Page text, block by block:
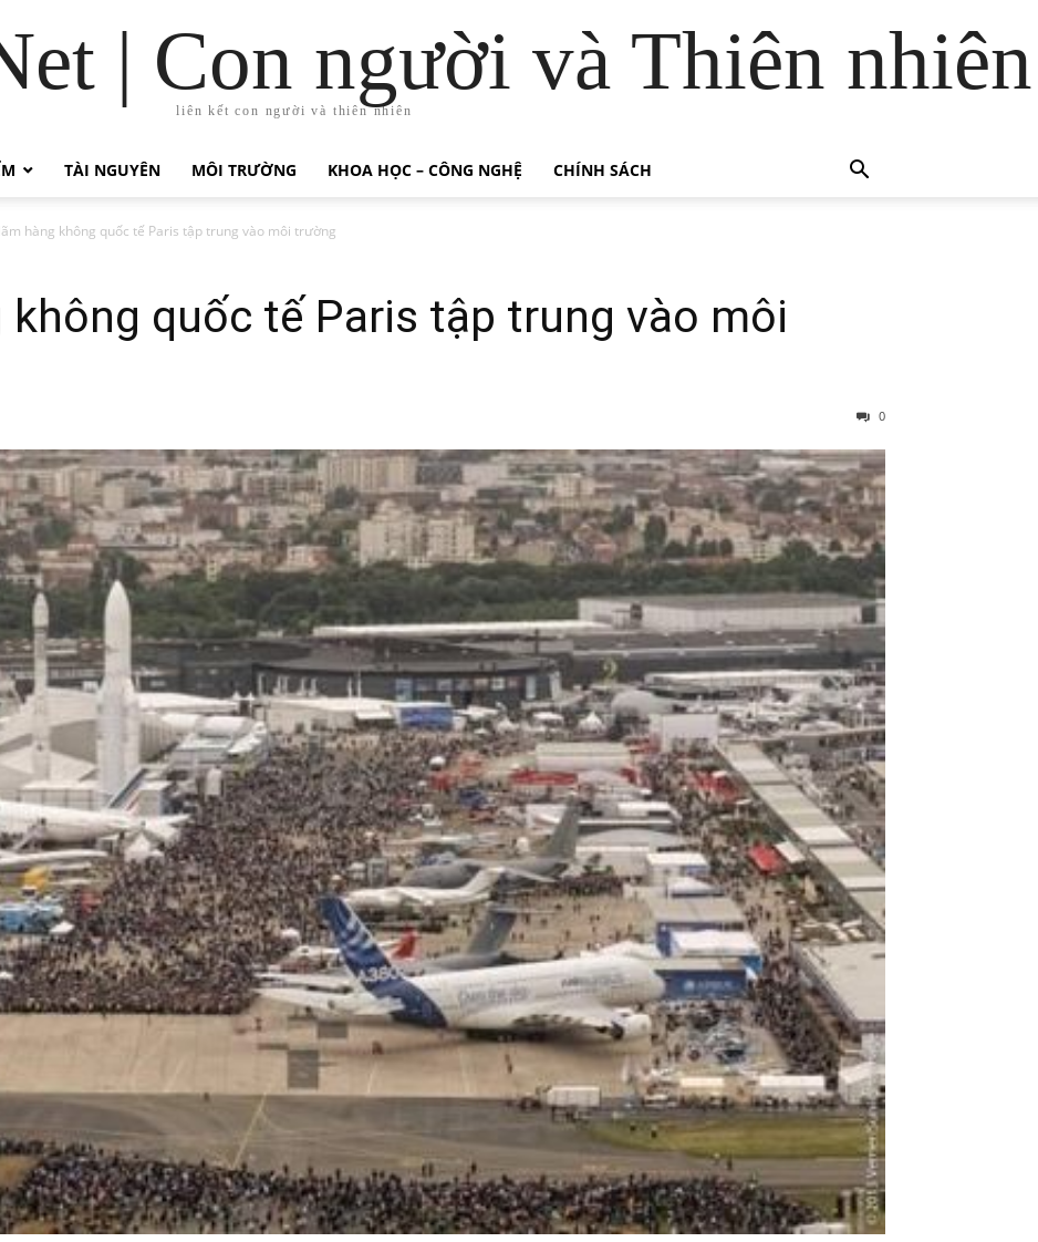
| Con người và Thiên nhiên
liên kết con người và thiên nhiên
TÀI NGUYÊN MÔI TRƯỜNG KHOA HỌC – CÔNG NGHỆ CHÍNH SÁCH
hàng không quốc tế Paris tập trung vào môi trường
không quốc tế Paris tập trung vào môi
0